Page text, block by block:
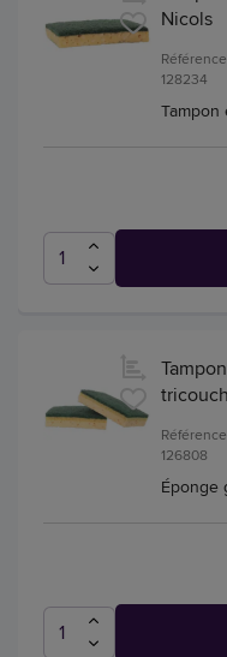
Nicols
128234
126808
Éponge